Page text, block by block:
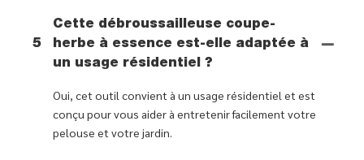
5
Cette débroussailleuse coupe-
herbe à essence est-elle adaptée à
un usage résidentiel ?
Oui, cet outil convient à un usage résidentiel et est
conçu pour vous aider à entretenir facilement votre
pelouse et votre jardin.